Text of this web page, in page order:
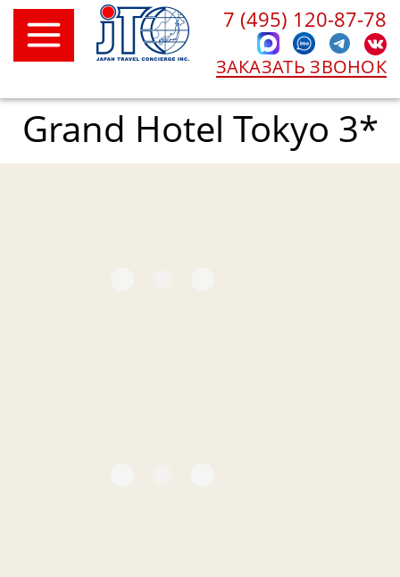
7 (495) 120-87-78
ЗАКАЗАТЬ ЗВОНОК
Grand Hotel Tokyo 3*